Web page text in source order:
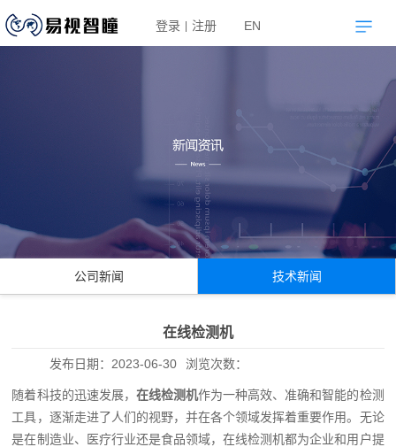
登录 注册 EN
公司新闻 技术新闻
在线检测机
发布日期： 2023-06-30 浏览次数：
随着科技的迅速发展， 在线检测机作为一种高效、准确和智能的检测
工具，逐渐走进了人们的视野，并在各个领域发挥着重要作用。无论
是在制造业、医疗行业还是食品领域，在线检测机都为企业和用户提